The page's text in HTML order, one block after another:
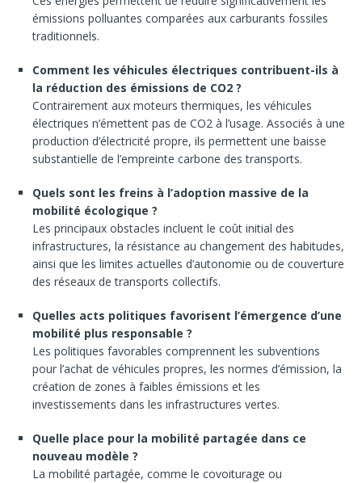
émissions polluantes comparées aux carburants fossiles
traditionnels.
Comment les véhicules électriques contribuent-ils à
la réduction des émissions de CO2 ?
Contrairement aux moteurs thermiques, les véhicules
électriques n’émettent pas de CO2 à l’usage. Associés à une
production d’électricité propre, ils permettent une baisse
substantielle de l’empreinte carbone des transports.
Quels sont les freins à l’adoption massive de la
mobilité écologique ?
Les principaux obstacles incluent le coût initial des
infrastructures, la résistance au changement des habitudes,
ainsi que les limites actuelles d’autonomie ou de couverture
des réseaux de transports collectifs.
Quelles acts politiques favorisent l’émergence d’une
mobilité plus responsable ?
Les politiques favorables comprennent les subventions
pour l’achat de véhicules propres, les normes d’émission, la
création de zones à faibles émissions et les
investissements dans les infrastructures vertes.
Quelle place pour la mobilité partagée dans ce
nouveau modèle ?
La mobilité partagée, comme le covoiturage ou